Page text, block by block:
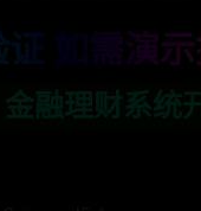
如需演
行业不限